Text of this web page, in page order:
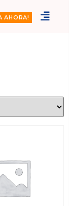
AHORA!